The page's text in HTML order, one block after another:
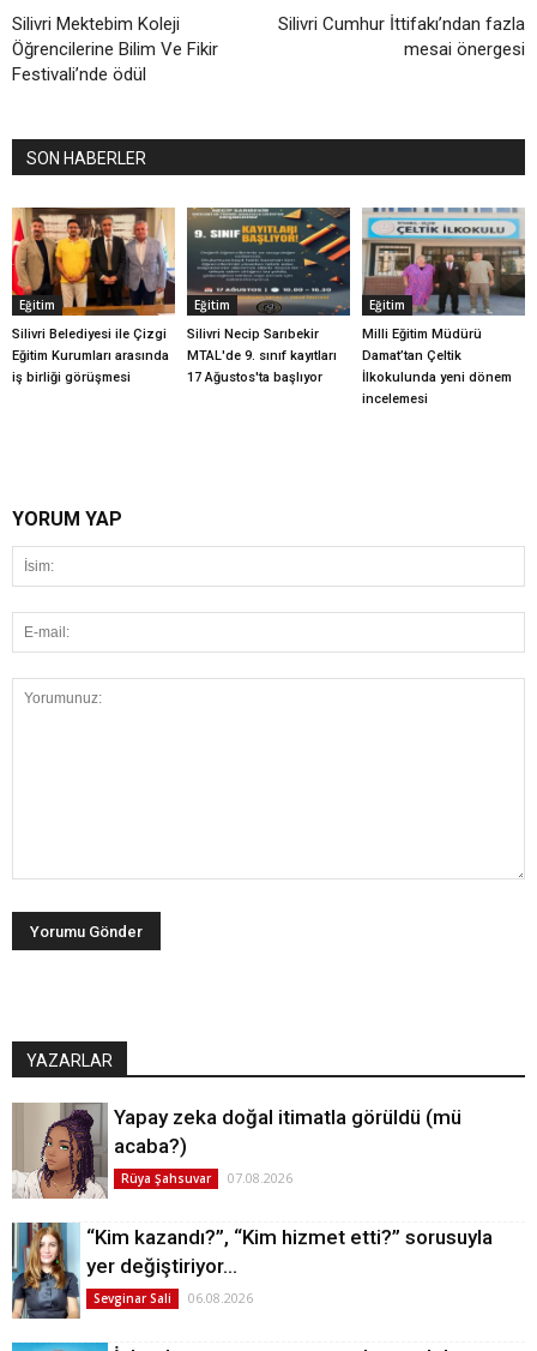
Silivri Mektebim Koleji
Öğrencilerine Bilim Ve Fikir
Festivali’nde ödül
Silivri Cumhur İttifakı’ndan fazla
mesai önergesi
SON HABERLER
Eğitim
Silivri Belediyesi ile Çizgi
Eğitim Kurumları arasında
iş birliği görüşmesi
Eğitim
Silivri Necip Sarıbekir
MTAL'de 9. sınıf kayıtları
17 Ağustos'ta başlıyor
Eğitim
Milli Eğitim Müdürü
Damat’tan Çeltik
İlkokulunda yeni dönem
incelemesi
YORUM YAP
YAZARLAR
Yapay zeka doğal itimatla görüldü (mü
acaba?)
Rüya Şahsuvar 07.08.2026
“Kim kazandı?”, “Kim hizmet etti?” sorusuyla
yer değiştiriyor…
Sevginar Sali 06.08.2026